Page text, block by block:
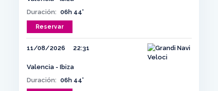
Duración: 06h 44'
Reservar
11/08/2026 22:31
Valencia - Ibiza
Duración: 06h 44'